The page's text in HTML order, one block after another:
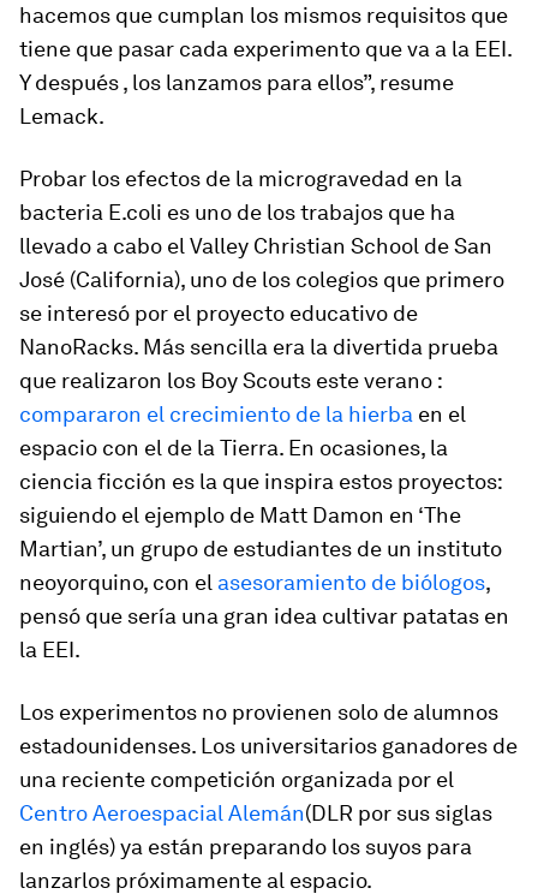
hacemos que cumplan los mismos requisitos que
tiene que pasar cada experimento que va a la EEI.
Y después , los lanzamos para ellos”, resume
Lemack.
Probar los efectos de la microgravedad en la
bacteria E.coli es uno de los trabajos que ha
llevado a cabo el Valley Christian School de San
José (California), uno de los colegios que primero
se interesó por el proyecto educativo de
NanoRacks. Más sencilla era la divertida prueba
que realizaron los Boy Scouts este verano :
compararon el crecimiento de la hierba en el
espacio con el de la Tierra. En ocasiones, la
ciencia ficción es la que inspira estos proyectos:
siguiendo el ejemplo de Matt Damon en ‘The
Martian’, un grupo de estudiantes de un instituto
neoyorquino, con el asesoramiento de biólogos,
pensó que sería una gran idea cultivar patatas en
la EEI.
Los experimentos no provienen solo de alumnos
estadounidenses. Los universitarios ganadores de
una reciente competición organizada por el
Centro Aeroespacial Alemán(DLR por sus siglas
en inglés) ya están preparando los suyos para
lanzarlos próximamente al espacio.